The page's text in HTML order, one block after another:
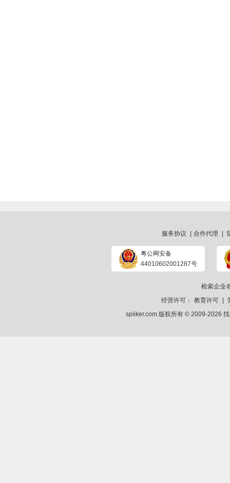
服务协议 合作代理
粤公网安备
44010602001287号
检索企业
经营许可：
教育许可
spiiker.com 版权所有 © 2009-2026